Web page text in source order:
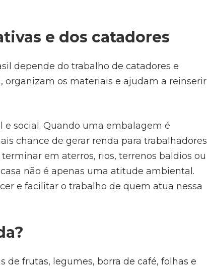
e dos catadores
depende do trabalho de catadores e
organizam os materiais e ajudam a reinserir
social. Quando uma embalagem é
chance de gerar renda para trabalhadores
em aterros, rios, terrenos baldios ou
não é apenas uma atitude ambiental.
e facilitar o trabalho de quem atua nessa
de frutas, legumes, borra de café, folhas e